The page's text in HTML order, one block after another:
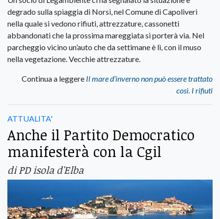
degrado sulla spiaggia di Norsi, nel Comune di Capoliveri
nella quale si vedono rifiuti, attrezzature, cassonetti
abbandonati che la prossima mareggiata si porterà via. Nel
parcheggio vicino un’auto che da settimane è lì, con il muso
nella vegetazione. Vecchie attrezzature.
Continua a leggere Il mare d’inverno non può essere trattato
così. I rifiuti
ATTUALITA'
Anche il Partito Democratico
manifesterà con la Cgil
di PD isola d'Elba